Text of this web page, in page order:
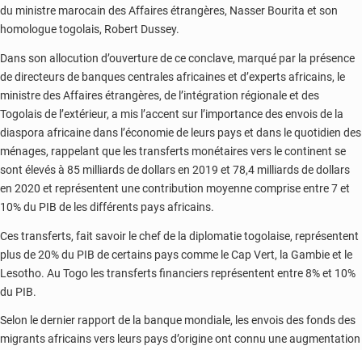
du ministre marocain des Affaires étrangères, Nasser Bourita et son
homologue togolais, Robert Dussey.
Dans son allocution d’ouverture de ce conclave, marqué par la présence
de directeurs de banques centrales africaines et d’experts africains, le
ministre des Affaires étrangères, de l’intégration régionale et des
Togolais de l’extérieur, a mis l’accent sur l’importance des envois de la
diaspora africaine dans l’économie de leurs pays et dans le quotidien des
ménages, rappelant que les transferts monétaires vers le continent se
sont élevés à 85 milliards de dollars en 2019 et 78,4 milliards de dollars
en 2020 et représentent une contribution moyenne comprise entre 7 et
10% du PIB de les différents pays africains.
Ces transferts, fait savoir le chef de la diplomatie togolaise, représentent
plus de 20% du PIB de certains pays comme le Cap Vert, la Gambie et le
Lesotho. Au Togo les transferts financiers représentent entre 8% et 10%
du PIB.
Selon le dernier rapport de la banque mondiale, les envois des fonds des
migrants africains vers leurs pays d’origine ont connu une augmentation